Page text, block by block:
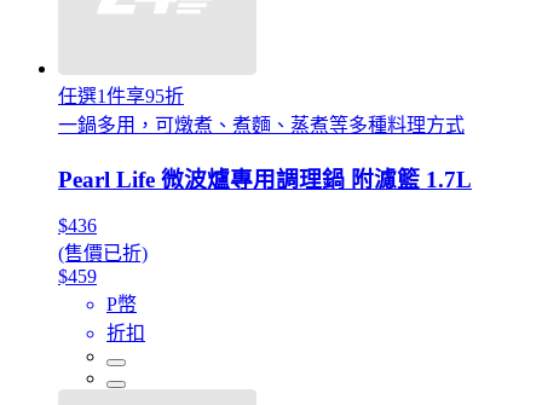
任選1件享95折
一鍋多用，可燉煮、煮麵、蒸煮等多種料理方式
Pearl Life 微波爐專用調理鍋 附濾籃 1.7L
$436
(售價已折)
$459
P幣
折扣